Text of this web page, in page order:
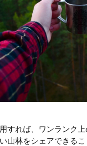
すれば、ワンランク
山林をシェアできる